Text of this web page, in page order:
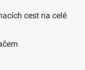
cest na celé